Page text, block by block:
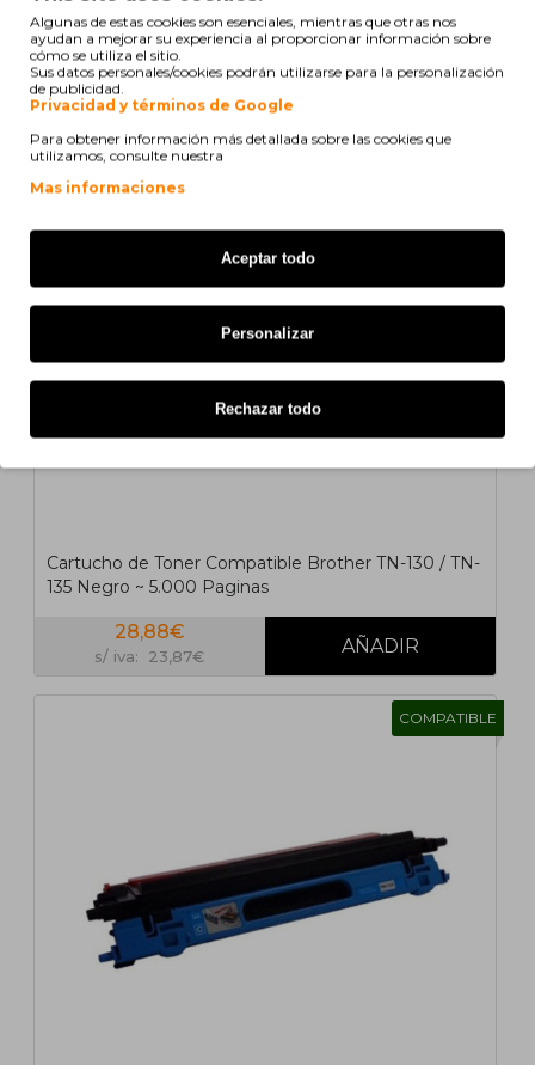
Mostrando de 1 a 3 de 3 (1 Páginas)
También para tu impresora
Cartucho de Toner Compatible Brother TN-130 / TN-
135 Negro ~ 5.000 Paginas
28,88€
s/ iva: 23,87€
COMPATIBLE
Algunas de estas cookies son esenciales, mientras que otras nos
ayudan a mejorar su experiencia al proporcionar información sobre
cómo se utiliza el sitio.
Sus datos personales/cookies podrán utilizarse para la personalización
de publicidad.
Privacidad y términos de Google
Para obtener información más detallada sobre las cookies que
utilizamos, consulte nuestra
Mas informaciones
Aceptar todo
Personalizar
Rechazar todo